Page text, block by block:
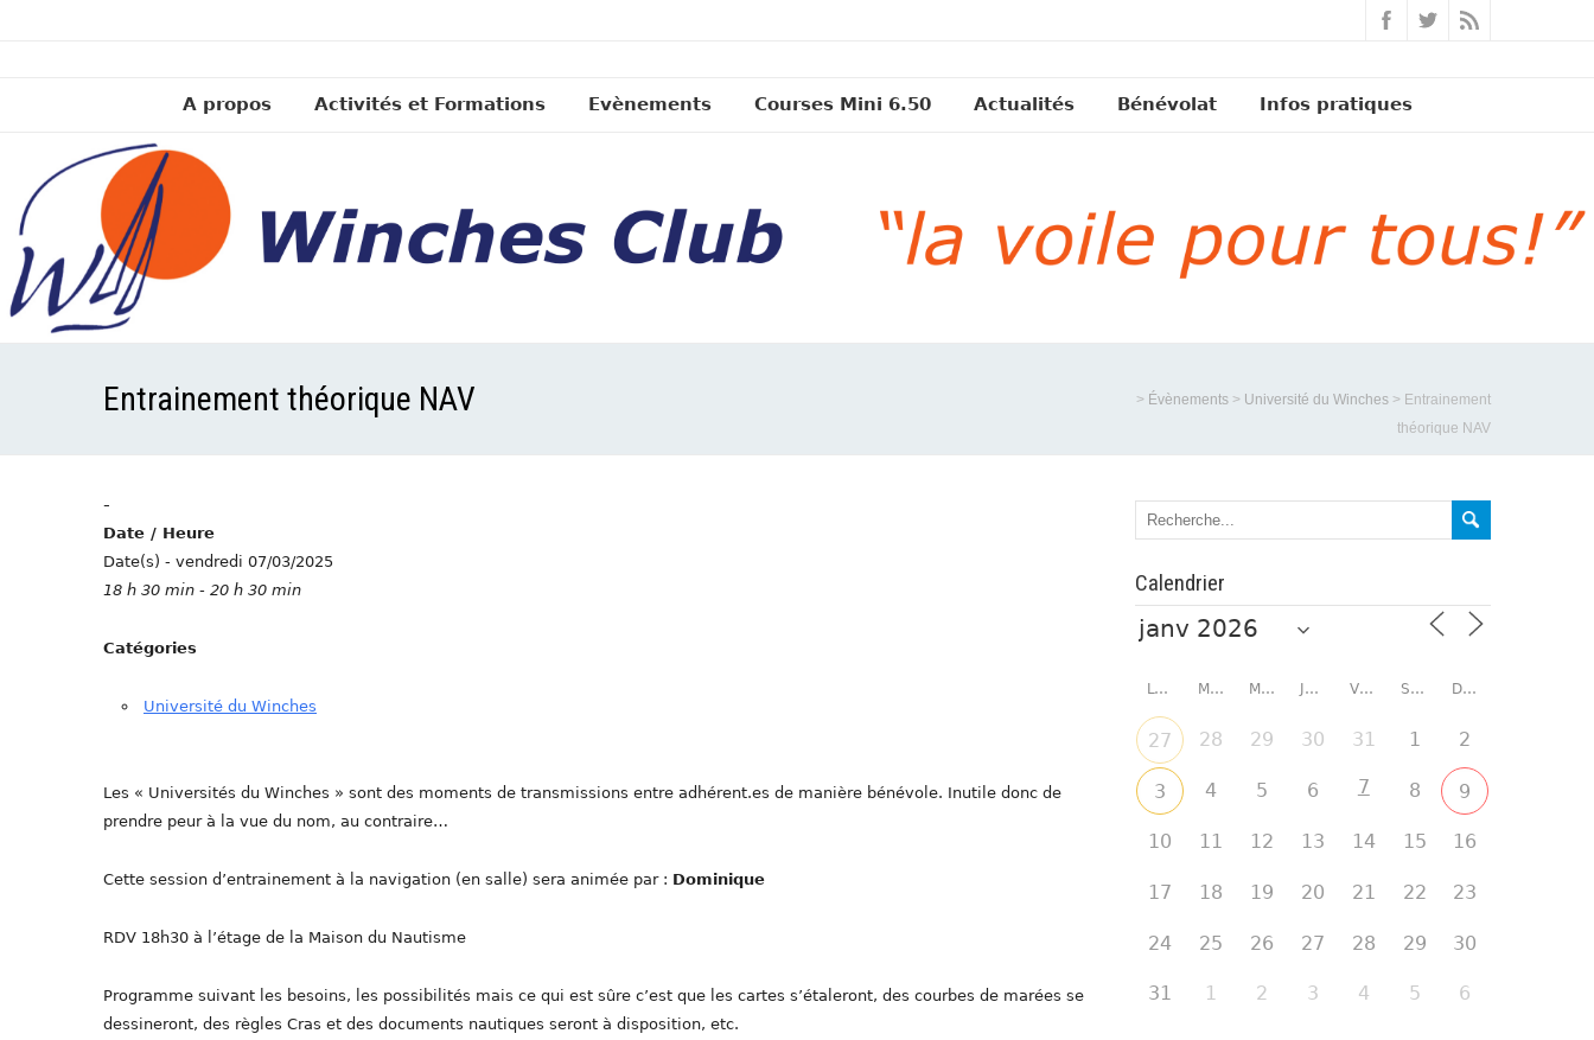
A propos Activités et Formations Evènements Courses Mini 6.50 Actualités Bénévolat Infos pratiques
Entrainement théorique NAV > Évènements > Université du Winches > Entrainement
théorique NAV
-
Date / Heure
Date(s) - vendredi 07/03/2025
18 h 30 min - 20 h 30 min
Catégories
Université du Winches
Les « Universités du Winches » sont des moments de transmissions entre adhérent.es de manière bénévole. Inutile donc de
prendre peur à la vue du nom, au contraire…
Cette session d’entrainement à la navigation (en salle) sera animée par : Dominique
RDV 18h30 à l’étage de la Maison du Nautisme
Programme suivant les besoins, les possibilités mais ce qui est sûre c’est que les cartes s’étaleront, des courbes de marées se
dessineront, des règles Cras et des documents nautiques seront à disposition, etc.
Calendrier
LUNDI MARDI MERCREDI JEUDI VENDREDI SAMEDI DIMANCHE
27 28 29 30 31 1 2
3 4 5 6 7 8 9
10 11 12 13 14 15 16
17 18 19 20 21 22 23
24 25 26 27 28 29 30
31 1 2 3 4 5 6